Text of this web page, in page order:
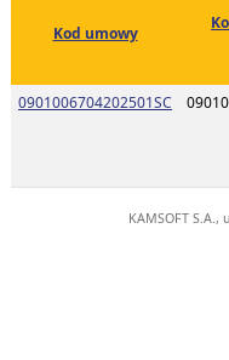
Kod umowy
0901006704202501SC Link
KAMSOFT